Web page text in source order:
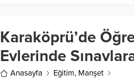
Karaköprü’de
Evlerinde
Anasayfa Eğitim, Manşet